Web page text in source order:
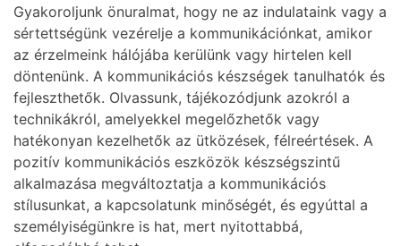
Gyakoroljunk önuralmat, hogy ne az indulataink vagy a
sértettségünk vezérelje a kommunikációnkat, amikor
az érzelmeink hálójába kerülünk vagy hirtelen kell
döntenünk. A kommunikációs készségek tanulhatók és
fejleszthetők. Olvassunk, tájékozódjunk azokról a
technikákról, amelyekkel megelőzhetők vagy
hatékonyan kezelhetők az ütközések, félreértések. A
pozitív kommunikációs eszközök készségszintű
alkalmazása megváltoztatja a kommunikációs
stílusunkat, a kapcsolatunk minőségét, és egyúttal a
személyiségünkre is hat, mert nyitottabbá,